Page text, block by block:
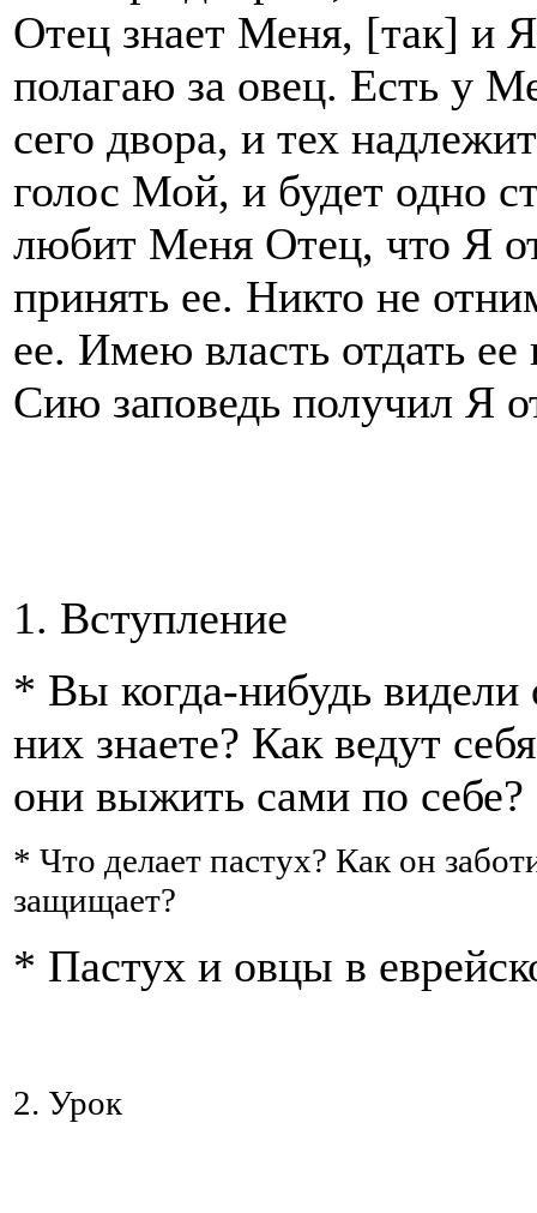
Отец знает Меня, [так] и
полагаю за овец. Есть у
сего двора, и тех
голос Мой, и будет одно
любит Меня Отец, что Я
принять ее. Никто не
ее. Имею власть отдать
Сию заповедь получил Я
1. Вступление
* Вы когда-нибудь
них знаете? Как ведут
они выжить сами по себе?
* Что делает пастух? Как он
защищает?
* Пастух и овцы в
2. Урок